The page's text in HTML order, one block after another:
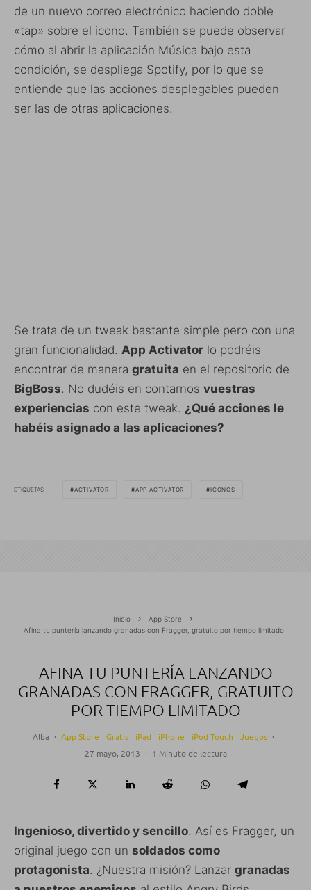
de un nuevo correo electrónico haciendo doble
«tap» sobre el icono. También se puede observar
cómo al abrir la aplicación Música bajo esta
condición, se despliega Spotify, por lo que se
entiende que las acciones desplegables pueden
ser las de otras aplicaciones.
Se trata de un tweak bastante simple pero con una
gran funcionalidad. App Activator lo podréis
encontrar de manera gratuita en el repositorio de
BigBoss. No dudéis en contarnos vuestras
experiencias con este tweak. ¿Qué acciones le
habéis asignado a las aplicaciones?
ETIQUETAS ACTIVATOR APP ACTIVATOR ICONOS
Inicio
App Store
Afina tu puntería lanzando granadas con Fragger, gratuito por tiempo limitado
AFINA TU PUNTERÍA LANZANDO
GRANADAS CON FRAGGER, GRATUITO
POR TIEMPO LIMITADO
Alba · App Store Gratis iPad iPhone iPod Touch Juegos ·
27 mayo, 2013 · 1 Minuto de lectura
Ingenioso, divertido y sencillo. Así es Fragger, un
original juego con un soldados como
protagonista. ¿Nuestra misión? Lanzar granadas